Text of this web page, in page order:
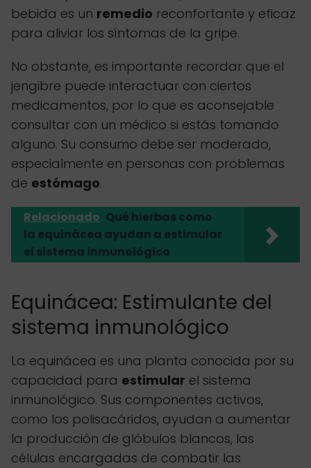
bebida es un remedio reconfortante y eficaz
para aliviar los síntomas de la gripe.
No obstante, es importante recordar que el
jengibre puede interactuar con ciertos
medicamentos, por lo que es aconsejable
consultar con un médico si estás tomando
alguno. Su consumo debe ser moderado,
especialmente en personas con problemas
de estómago.
Relacionado Qué hierbas como
la equinácea ayudan a estimular
el sistema inmunológico
Equinácea: Estimulante del
sistema inmunológico
La equinácea es una planta conocida por su
capacidad para estimular el sistema
inmunológico. Sus componentes activos,
como los polisacáridos, ayudan a aumentar
la producción de glóbulos blancos, las
células encargadas de combatir las